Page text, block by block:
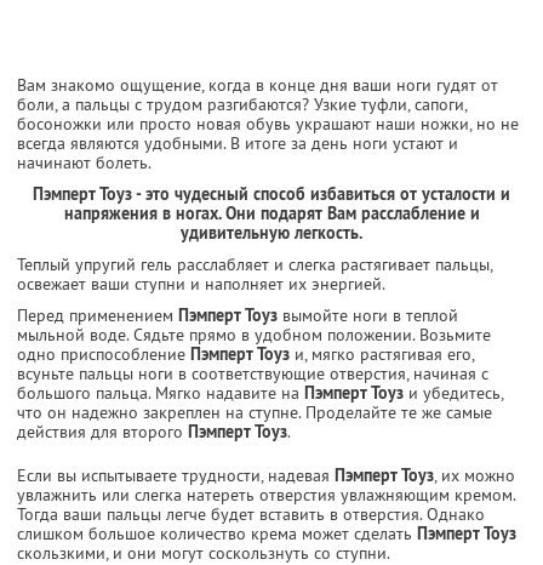
Вам знакомо ощущение, когда в конце дня ваши ноги гудят от
боли, а пальцы с трудом разгибаются? Узкие туфли, сапоги,
босоножки или просто новая обувь украшают наши ножки, но не
всегда являются удобными. В итоге за день ноги устают и
начинают болеть.
Пэмперт Тоуз - это чудесный способ избавиться от усталости и
напряжения в ногах. Они подарят Вам расслабление и
удивительную легкость.
Теплый упругий гель расслабляет и слегка растягивает пальцы,
освежает ваши ступни и наполняет их энергией.
Перед применением Пэмперт Тоуз вымойте ноги в теплой
мыльной воде. Сядьте прямо в удобном положении. Возьмите
одно приспособление Пэмперт Тоуз и, мягко растягивая его,
всуньте пальцы ноги в соответствующие отверстия, начиная с
большого пальца. Мягко надавите на Пэмперт Тоуз и убедитесь,
что он надежно закреплен на ступне. Проделайте те же самые
действия для второго Пэмперт Тоуз.
Если вы испытываете трудности, надевая Пэмперт Тоуз, их можно
увлажнить или слегка натереть отверстия увлажняющим кремом.
Тогда ваши пальцы легче будет вставить в отверстия. Однако
слишком большое количество крема может сделать Пэмперт Тоуз
скользкими, и они могут соскользнуть со ступни.